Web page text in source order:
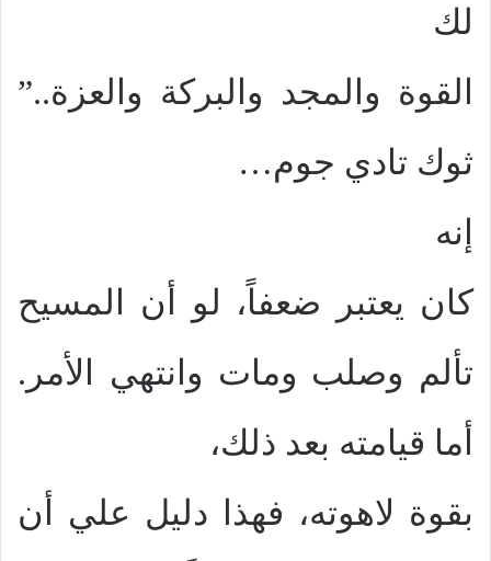
لك
القوة والمجد والبركة والعزة..”
ثوك تادي جوم…
إنه
كان يعتبر ضعفاً، لو أن المسيح
تألم وصلب ومات وانتهي الأمر.
أما قيامته بعد ذلك،
بقوة لاهوته، فهذا دليل علي أن